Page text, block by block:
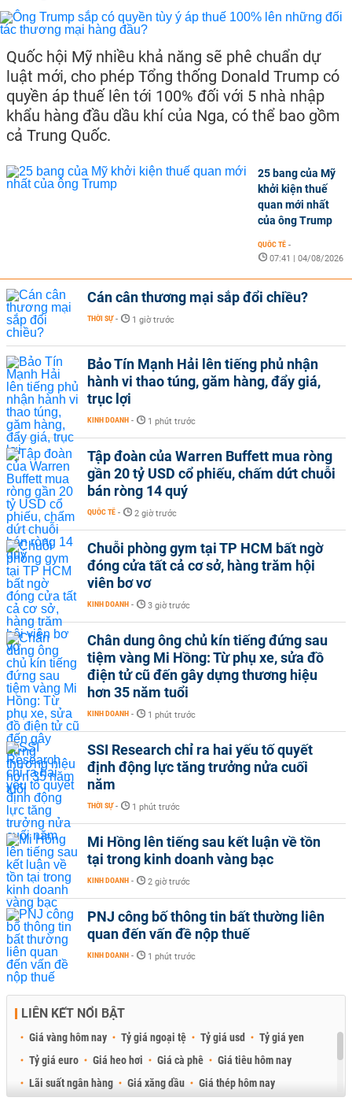
Quốc hội Mỹ nhiều khả năng sẽ phê chuẩn dự
luật mới, cho phép Tổng thống Donald Trump có
quyền áp thuế lên tới 100% đối với 5 nhà nhập
khẩu hàng đầu dầu khí của Nga, có thể bao gồm
cả Trung Quốc.
25 bang của Mỹ
khởi kiện thuế
quan mới nhất
của ông Trump
QUỐC TẾ -
07:41 | 04/08/2026
Cán cân thương mại sắp đổi chiều?
THỜI SỰ - 1 giờ trước
Bảo Tín Mạnh Hải lên tiếng phủ nhận
hành vi thao túng, găm hàng, đẩy giá,
trục lợi
KINH DOANH - 1 phút trước
Tập đoàn của Warren Buffett mua ròng
gần 20 tỷ USD cổ phiếu, chấm dứt chuỗi
bán ròng 14 quý
QUỐC TẾ - 2 giờ trước
Chuỗi phòng gym tại TP HCM bất ngờ
đóng cửa tất cả cơ sở, hàng trăm hội
viên bơ vơ
KINH DOANH - 3 giờ trước
Chân dung ông chủ kín tiếng đứng sau
tiệm vàng Mi Hồng: Từ phụ xe, sửa đồ
điện tử cũ đến gây dựng thương hiệu
hơn 35 năm tuổi
KINH DOANH - 1 phút trước
SSI Research chỉ ra hai yếu tố quyết
định động lực tăng trưởng nửa cuối
năm
THỜI SỰ - 1 phút trước
Mi Hồng lên tiếng sau kết luận về tồn
tại trong kinh doanh vàng bạc
KINH DOANH - 2 giờ trước
PNJ công bố thông tin bất thường liên
quan đến vấn đề nộp thuế
KINH DOANH - 1 phút trước
LIÊN KẾT NỔI BẬT
Giá vàng hôm nay Tỷ giá ngoại tệ Tỷ giá usd
Tỷ giá yen
Tỷ giá euro
Giá heo hơi Giá cà phê
Giá tiêu hôm nay
Lãi suất ngân hàng
Giá xăng dầu
Giá thép hôm nay